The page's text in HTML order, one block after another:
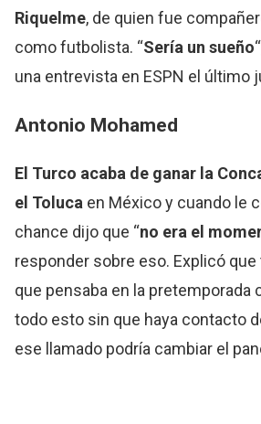
Riquelme, de quien fue
como futbolista. “Sería un sueño
una entrevista en ESPN el último
Antonio Mohamed
El Turco acaba de ganar la
el Toluca en México y cuando le
chance dijo que “no era el
responder sobre eso. Explicó
que pensaba en la pretemporada
todo esto sin que haya contacto
ese llamado podría cambiar el